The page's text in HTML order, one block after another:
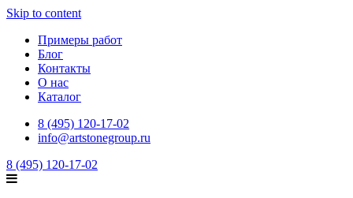
Skip to content
Примеры работ
Блог
Контакты
О нас
Каталог
8 (495) 120-17-02
info@artstonegroup.ru
8 (495) 120-17-02